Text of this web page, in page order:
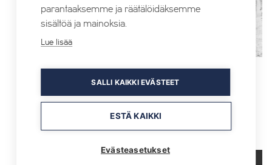
parantaaksemme ja räätälöidäksemme
sisältöä ja mainoksia.
Lue lisää
SALLI KAIKKI EVÄSTEET
ESTÄ KAIKKI
Evästeasetukset